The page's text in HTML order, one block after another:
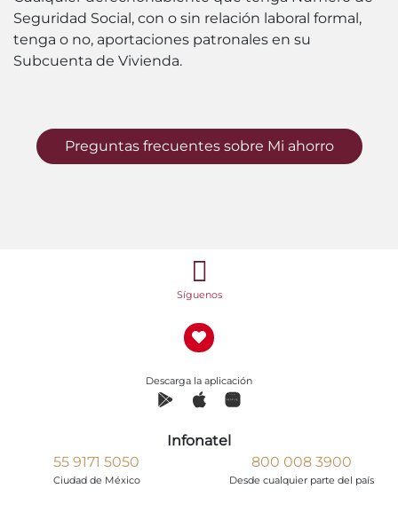
Seguridad Social, con o sin relación laboral formal,
tenga o no, aportaciones patronales en su
Subcuenta de Vivienda.
Preguntas frecuentes sobre Mi ahorro
Síguenos
Descarga la aplicación
Infonatel
55 9171 5050
Ciudad de México
800 008 3900
Desde cualquier parte del país